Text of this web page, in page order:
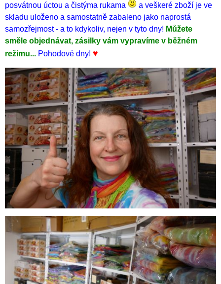
posvátnou úctou a čistýma rukama
a veškeré zboží je ve
skladu uloženo a samostatně zabaleno jako naprostá
samozřejmost - a to kdykoliv, nejen v tyto dny! Můžete
směle objednávat, zásilky vám vypravíme v běžném
režimu... Pohodové dny! ♥